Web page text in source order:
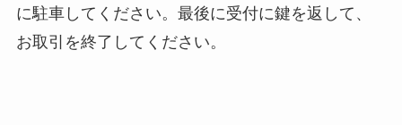
に駐車してください。最後に受付に鍵を返して、
お取引を終了してください。